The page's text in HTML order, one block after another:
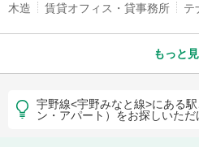
木造
賃貸オフィス・貸事務所 テ
もっと
宇野線<宇野みなと線>にある
ン・アパート）をお探しいただ